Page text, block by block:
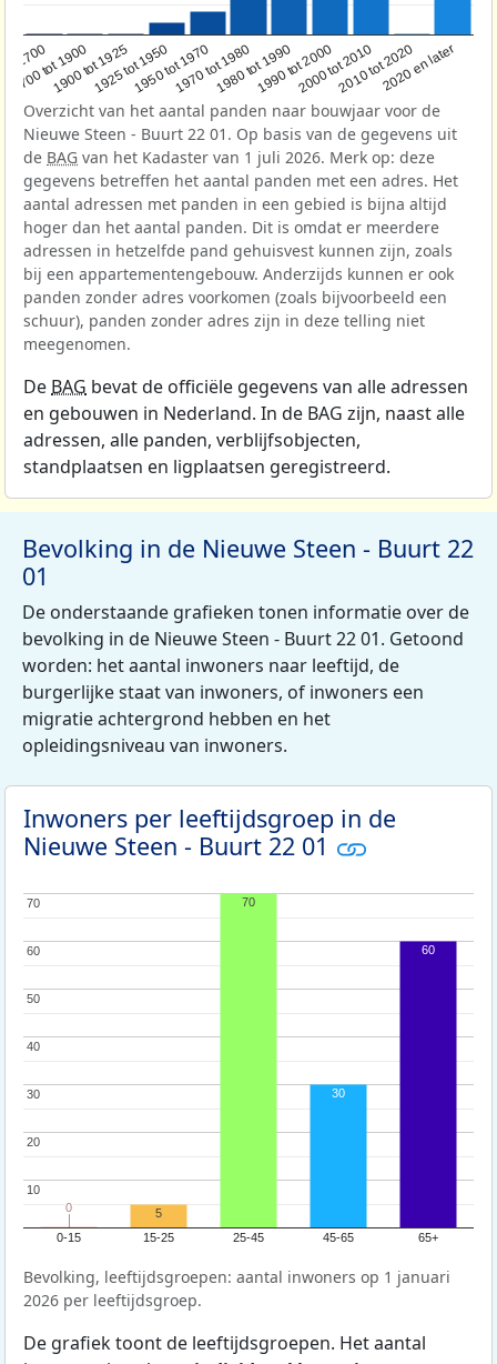
1700
1700 tot 1900
1900 tot 19251925 tot 19501950 tot 19701970 tot 19801980 tot 19901990 tot 20002000 tot 20102010 tot 20202020 en later
Overzicht van het aantal panden naar bouwjaar voor de
Nieuwe Steen - Buurt 22 01. Op basis van de gegevens uit
de BAG van het Kadaster van 1 juli 2026. Merk op: deze
gegevens betreffen het aantal panden met een adres. Het
aantal adressen met panden in een gebied is bijna altijd
hoger dan het aantal panden. Dit is omdat er meerdere
adressen in hetzelfde pand gehuisvest kunnen zijn, zoals
bij een appartementengebouw. Anderzijds kunnen er ook
panden zonder adres voorkomen (zoals bijvoorbeeld een
schuur), panden zonder adres zijn in deze telling niet
meegenomen.
De BAG bevat de officiële gegevens van alle adressen
en gebouwen in Nederland. In de BAG zijn, naast alle
adressen, alle panden, verblijfsobjecten,
standplaatsen en ligplaatsen geregistreerd.
Bevolking in de Nieuwe Steen - Buurt 22
01
De onderstaande grafieken tonen informatie over de
bevolking in de Nieuwe Steen - Buurt 22 01. Getoond
worden: het aantal inwoners naar leeftijd, de
burgerlijke staat van inwoners, of inwoners een
migratie achtergrond hebben en het
opleidingsniveau van inwoners.
Inwoners per leeftijdsgroep in de
Nieuwe Steen - Buurt 22 01
0-15 15-25 25-45 45-65 65+
10
10
20
20
30
30
40
40
50
50
60
60
70
70
0
0 5
70
30
60
Bevolking, leeftijdsgroepen: aantal inwoners op 1 januari
2026 per leeftijdsgroep.
De grafiek toont de leeftijdsgroepen. Het aantal